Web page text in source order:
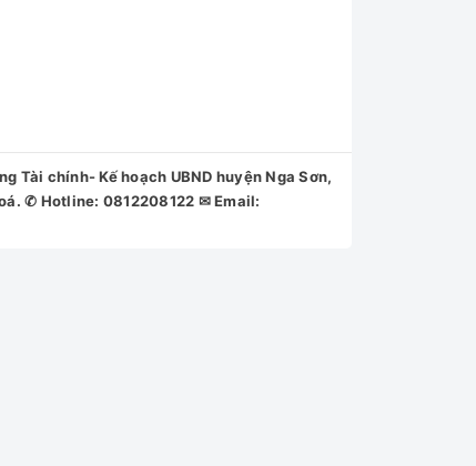
đầu và ngăn cặn bột giặt bám trên quần
Tài chính- Kế hoạch UBND huyện Nga Sơn,
✆ Hotline: 0812208122 ✉ Email: